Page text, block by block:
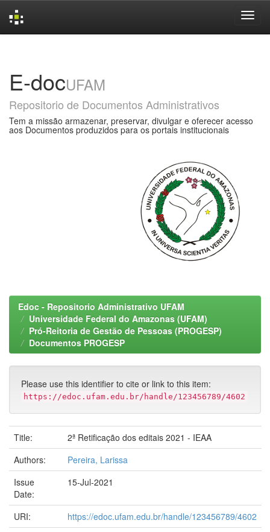
E-docUFAM
Repositorio de Documentos Administrativos
Tem a missão armazenar, preservar, divulgar e oferecer acesso
aos Documentos produzidos para os portais institucionais
Edoc - Repositorio Administrativo UFAM
Universidade Federal do Amazonas (UFAM)
Pró-Reitoria de Gestão de Pessoas (PROGESP)
Documentos PROGESP
Please use this identifier to cite or link to this item:
https://edoc.ufam.edu.br/handle/123456789/4602
Title:
2ª Retificação dos editais 2021 - IEAA
Authors:
Pereira, Larissa
Issue
Date:
15-Jul-2021
URI:
https://edoc.ufam.edu.br/handle/123456789/4602